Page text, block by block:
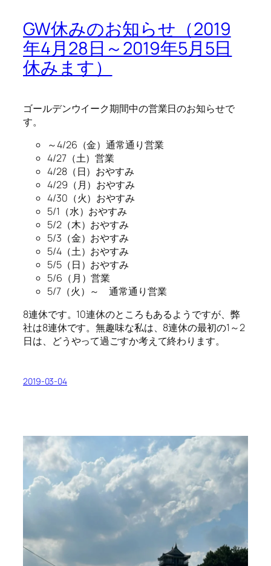
GW休みのお知らせ（2019
年4月28日～2019年5月5日
休みます）
ゴールデンウイーク期間中の営業日のお知らせで
す。
～4/26（金）通常通り営業
4/27（土）営業
4/28（日）おやすみ
4/29（月）おやすみ
4/30（火）おやすみ
5/1（水）おやすみ
5/2（木）おやすみ
5/3（金）おやすみ
5/4（土）おやすみ
5/5（日）おやすみ
5/6（月）営業
5/7（火）～ 通常通り営業
8連休です。10連休のところもあるようですが、弊
社は8連休です。無趣味な私は、8連休の最初の1～2
日は、どうやって過ごすか考えて終わります。
2019-03-04